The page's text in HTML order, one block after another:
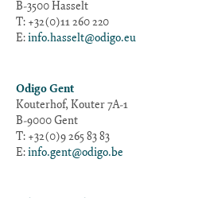
B-3500 Hasselt
T: +32(0)11 260 220
E: info.hasselt@odigo.eu
Odigo Gent
Kouterhof, Kouter 7A-1
B-9000 Gent
T: +32(0)9 265 83 83
E: info.gent@odigo.be